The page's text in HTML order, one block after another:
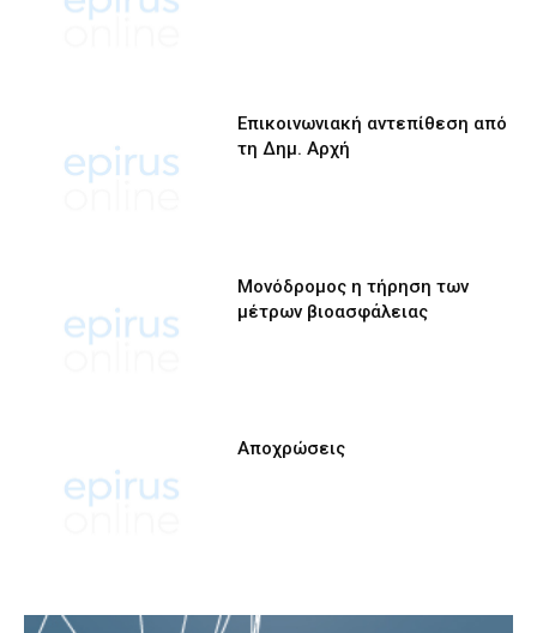
Επικοινωνιακή αντεπίθεση από
τη Δημ. Αρχή
Μονόδρομος η τήρηση των
μέτρων βιοασφάλειας
Αποχρώσεις